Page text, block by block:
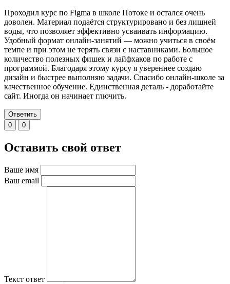
Проходил курс по Figma в школе Потоке и остался очень
доволен. Материал подаётся структурировано и без лишней
воды, что позволяет эффективно усваивать информацию.
Удобный формат онлайн-занятий — можно учиться в своём
темпе и при этом не терять связи с наставниками. Большое
количество полезных фишек и лайфхаков по работе с
программой. Благодаря этому курсу я увереннее создаю
дизайн и быстрее выполняю задачи. Спасибо онлайн-школе за
качественное обучение. Единственная деталь - доработайте
сайт. Иногда он начинает глючить.
Ответить
0
0
Оставить свой ответ
Ваше имя
Ваш email
Текст ответ